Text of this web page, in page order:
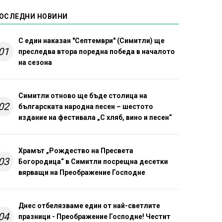
НОВИНИ
С един наказан "Септември" (Симитли) ще
преследва втора поредна победа в началото
на сезона
Симитли отново ще бъде столица на
българската народна песен – шестото
издание на фестивала „С хляб, вино и песен“
Храмът „Рождество на Пресвета
Богородица“ в Симитли посрещна десетки
вярващи на Преображение Господне
Днес отбелязваме един от най-светлите
празници - Преображение Господне! Честит